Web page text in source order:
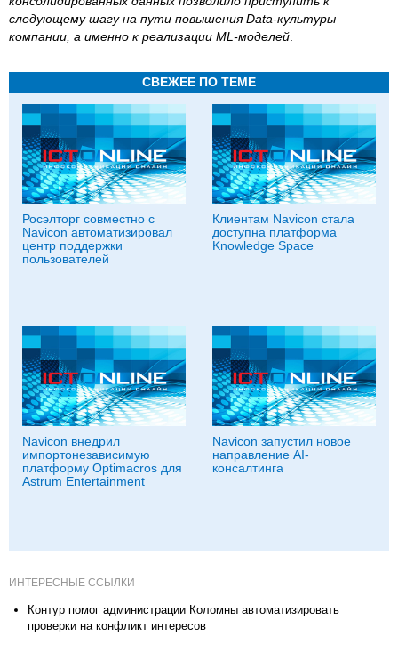
следующему шагу на пути повышения Data-культуры
компании, а именно к реализации ML-моделей
СВЕЖЕЕ ПО ТЕМЕ
Росэлторг совместно с
Navicon автоматизировал
центр поддержки
пользователей
Клиентам Navicon стала
доступна платформа
Knowledge Space
Navicon внедрил
импортонезависимую
платформу Optimacros для
Astrum Entertainment
Navicon запустил новое
направление AI-
консалтинга
ИНТЕРЕСНЫЕ ССЫЛКИ
Контур помог администрации Коломны автоматизировать
проверки на конфликт интересов